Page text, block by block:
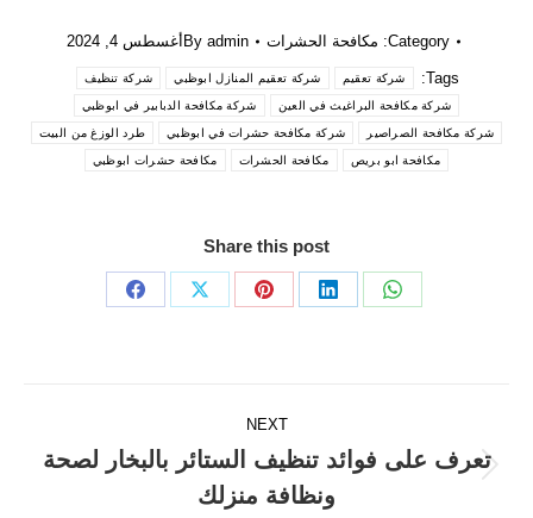
Category: مكافحة الحشرات By admin أغسطس 4, 2024
Tags: شركة تعقيم شركة تعقيم المنازل ابوظبي شركة تنظيف
شركة مكافحة البراغيث في العين شركة مكافحة الدبابير في ابوظبي
شركة مكافحة الصراصير شركة مكافحة حشرات في ابوظبي طرد الوزغ من البيت
مكافحة ابو بريص مكافحة الحشرات مكافحة حشرات ابوظبي
Share this post
Share
Share
Share
Share
Share
navigation
NEXT
post:
تعرف على فوائد تنظيف الستائر بالبخار لصحة
ونظافة منزلك